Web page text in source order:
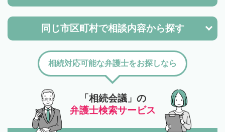
同じ市区町村で相談内容から探す
「相続会議」の
弁護士検索サービス
相続対応可能な弁護士をお探しなら